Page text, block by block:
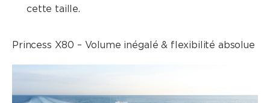
cette taille.
Princess X80 – Volume inégalé & flexibilité absolue